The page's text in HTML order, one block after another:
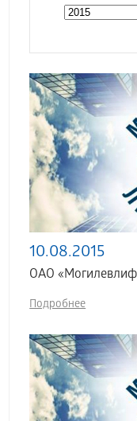
10.08.2015
ОАО
Подробнее